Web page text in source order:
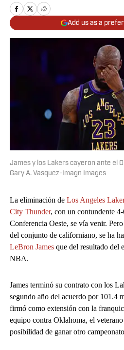
Add us as a
James y los Lakers cayeron ante el
Gary A. Vasquez-Imagn Images
La eliminación de Los Angeles
City Thunder, con un contundente
Conferencia Oeste, se vía venir.
del conjunto de californiano, se ha
LeBron James que del resultado del
NBA.
James terminó su contrato con los
segundo año del acuerdo por 101.4
firmó como extensión con la
equipo contra Oklahoma, el
posibilidad de ganar otro